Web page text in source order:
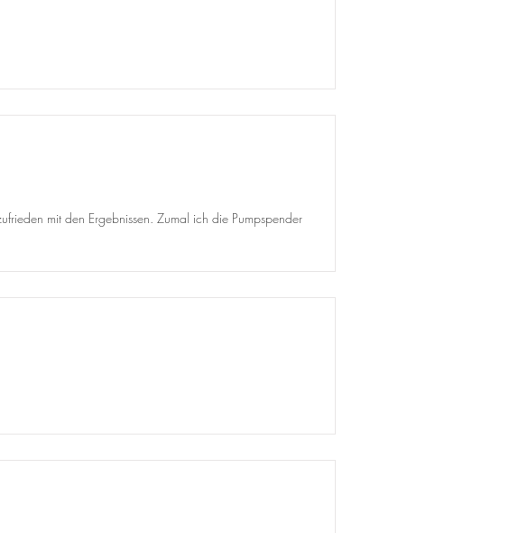
mit den Ergebnissen. Zumal ich die Pumpspender